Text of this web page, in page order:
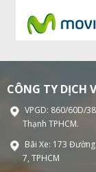
CÔNG TY DỊCH
VPGD: 860/60D/
Thạnh TPHCM.
Bãi Xe: 173
7, TPHCM